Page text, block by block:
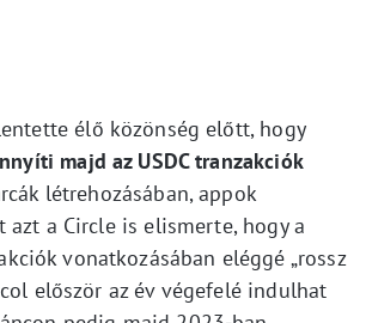
élő közönség előtt, hogy
majd az USDC tranzakciók
létrehozásában, appok
a Circle is elismerte, hogy a
vonatkozásában eléggé „rossz
először az év végefelé indulhat